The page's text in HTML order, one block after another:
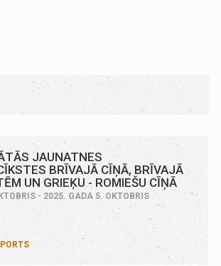
JAUNATNES
BRĪVAJĀ CĪŅĀ, BRĪVAJĀ
UN GRIEĶU - ROMIEŠU CĪŅĀ
- 2025. GADA 5. OKTOBRIS